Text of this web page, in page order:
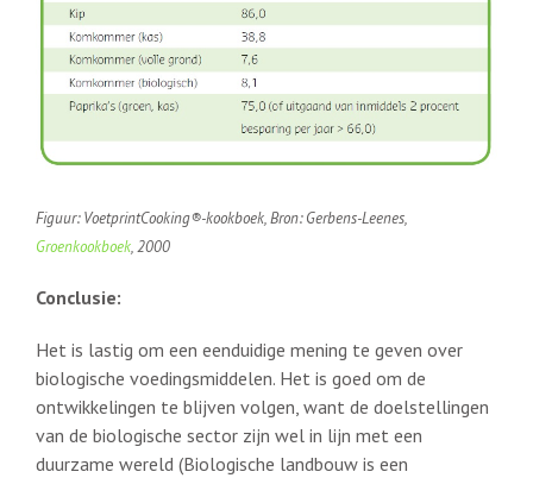
Figuur: VoetprintCooking®-kookboek, Bron: Gerbens-Leenes,
Groenkookboek, 2000
Conclusie:
Het is lastig om een eenduidige mening te geven over
biologische voedingsmiddelen. Het is goed om de
ontwikkelingen te blijven volgen, want de doelstellingen
van de biologische sector zijn wel in lijn met een
duurzame wereld (Biologische landbouw is een